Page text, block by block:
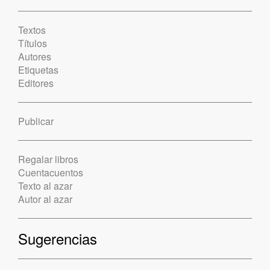
Textos
Títulos
Autores
Etiquetas
Editores
Publicar
Regalar libros
Cuentacuentos
Texto al azar
Autor al azar
Sugerencias